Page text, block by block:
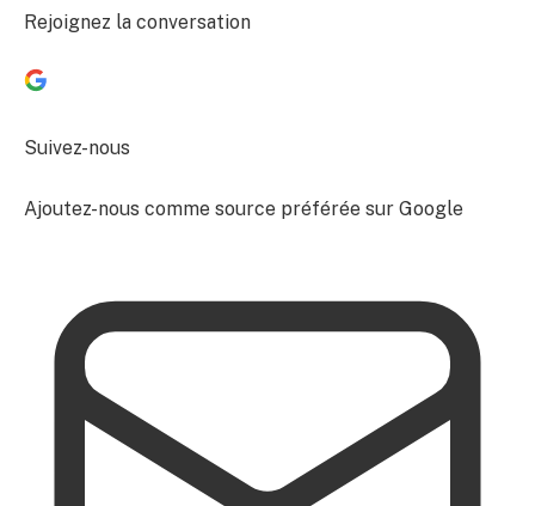
Rejoignez la conversation
Suivez-nous
Ajoutez-nous comme source préférée sur Google